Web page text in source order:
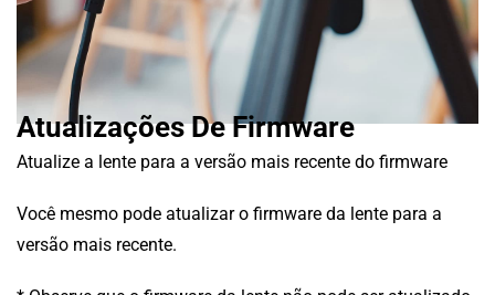
Atualizações De Firmware
Atualize a lente para a versão mais recente do firmware
Você mesmo pode atualizar o firmware da lente para a
versão mais recente.